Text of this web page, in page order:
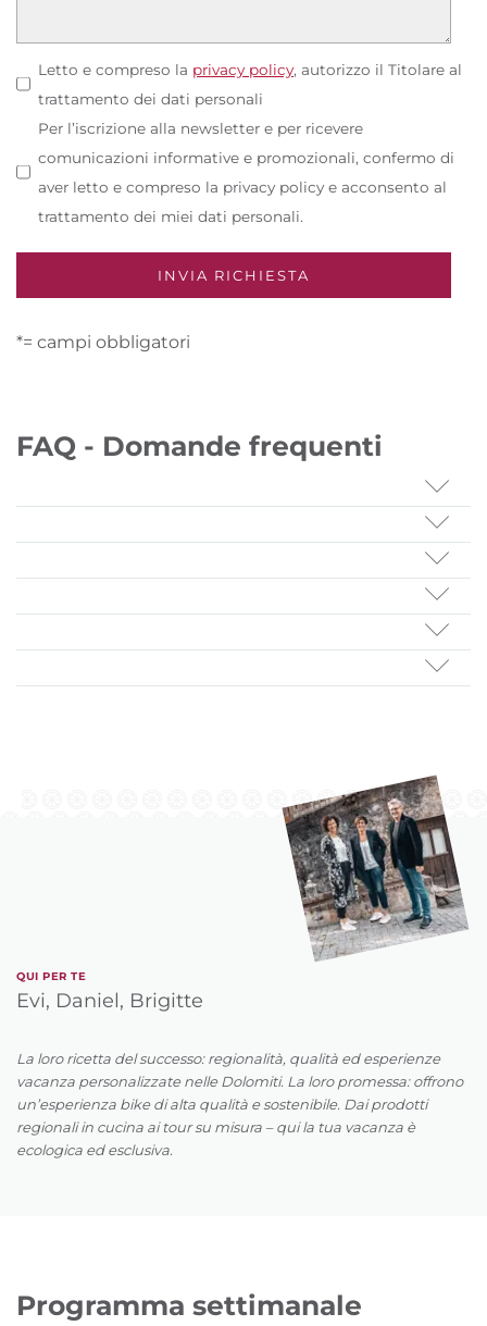
Letto e compreso la privacy policy, autorizzo il Titolare al
trattamento dei dati personali
Per l’iscrizione alla newsletter e per ricevere
comunicazioni informative e promozionali, confermo di
aver letto e compreso la privacy policy e acconsento al
trattamento dei miei dati personali.
*= campi obbligatori
FAQ - Domande frequenti
QUI PER TE
Evi, Daniel, Brigitte
La loro ricetta del successo: regionalità, qualità ed esperienze
vacanza personalizzate nelle Dolomiti. La loro promessa: offrono
un’esperienza bike di alta qualità e sostenibile. Dai prodotti
regionali in cucina ai tour su misura – qui la tua vacanza è
ecologica ed esclusiva.
Programma settimanale